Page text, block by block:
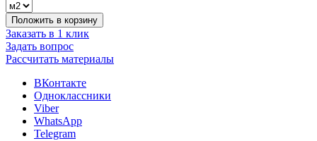
Положить в корзину
Заказать в 1 клик
Задать вопрос
Рассчитать материалы
ВКонтакте
Одноклассники
Viber
WhatsApp
Telegram